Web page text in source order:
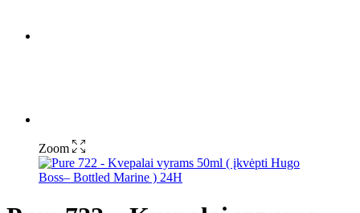
Zoom